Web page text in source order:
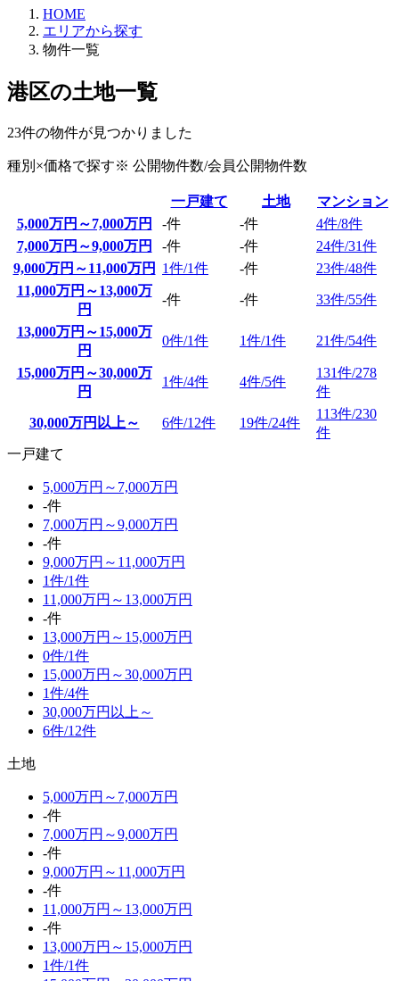
HOME
エリアから探す
物件一覧
港区の土地一覧
23件の物件が見つかりました
種別×価格で探す※ 公開物件数/会員公開物件数
一戸建て 土地
マンション
5,000万円～7,000万円
-件 -件 4件/8件
7,000万円～9,000万円
-件 -件 24件/31件
9,000万円～11,000万円
1件/1件 -件 23件/48件
11,000万円～13,000万
円
-件 -件 33件/55件
13,000万円～15,000万
円
0件/1件 1件/1件 21件/54件
15,000万円～30,000万
円
1件/4件 4件/5件
131件/278
件
30,000万円以上～ 6件/12件 19件/24件
113件/230
件
一戸建て
5,000万円～7,000万円
-件
7,000万円～9,000万円
-件
9,000万円～11,000万円
1件/1件
11,000万円～13,000万円
-件
13,000万円～15,000万円
0件/1件
15,000万円～30,000万円
1件/4件
30,000万円以上～
6件/12件
土地
5,000万円～7,000万円
-件
7,000万円～9,000万円
-件
9,000万円～11,000万円
-件
11,000万円～13,000万円
-件
13,000万円～15,000万円
1件/1件